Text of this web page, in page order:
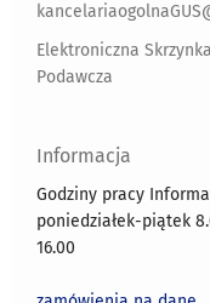
Elektroniczna Skrzynka
Podawcza
Informacja
Godziny pracy
poniedziałek-piątek
16.00